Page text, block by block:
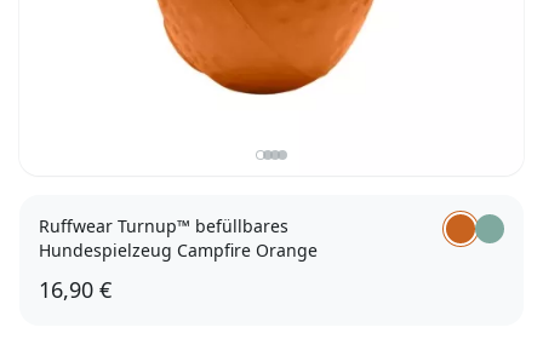
Ruffwear Turnup™ befüllbares
Hundespielzeug Campfire Orange
16,90 €